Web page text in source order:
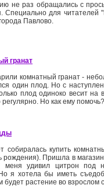
не раз обращались с
Специально для
Павлово.
гранат
комнатный гранат -
один плод. Но с
плод одиноко весит
Но как ему помочь?
собиралась купить
рождения). Пришла в
меня удивил цитрон под
я хотела бы иметь
будет растение во